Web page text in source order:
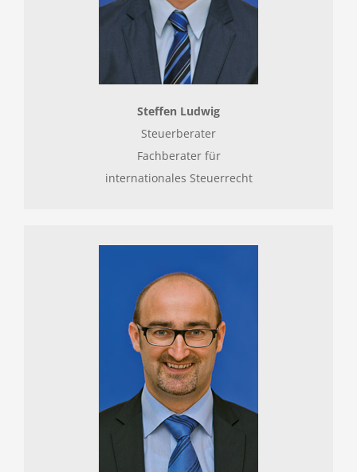
Steffen Ludwig
Steuerberater
Fachberater für
internationales Steuerrecht